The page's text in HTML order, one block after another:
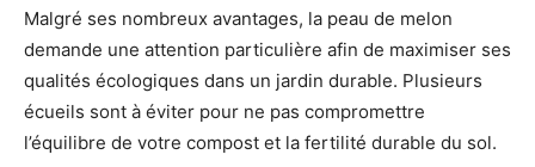
Malgré ses nombreux avantages, la peau de melon
demande une attention particulière afin de maximiser ses
qualités écologiques dans un jardin durable. Plusieurs
écueils sont à éviter pour ne pas compromettre
l’équilibre de votre compost et la fertilité durable du sol.